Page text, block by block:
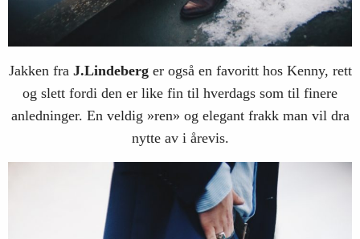
Jakken fra J.Lindeberger også en favoritt hos Kenny, rett
og slett fordi den er like fin til hverdags som til finere
anledninger. En veldig »ren» og elegant frakk man vil dra
nytte av i årevis.